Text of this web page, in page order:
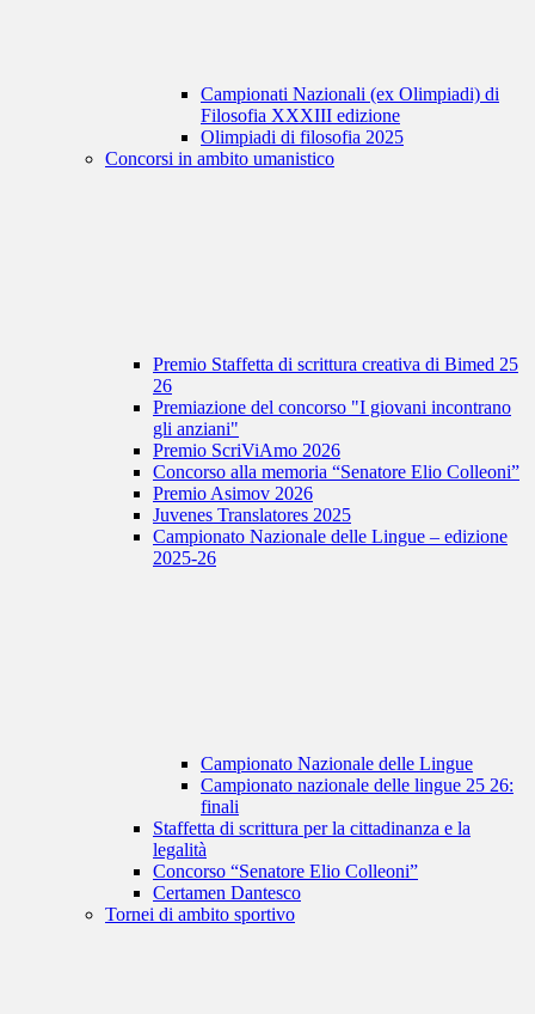
Campionati Nazionali (ex Olimpiadi) di
Filosofia XXXIII edizione
Olimpiadi di filosofia 2025
Concorsi in ambito umanistico
Premio Staffetta di scrittura creativa di Bimed 25
26
Premiazione del concorso "I giovani incontrano
gli anziani"
Premio ScriViAmo 2026
Concorso alla memoria “Senatore Elio Colleoni”
Premio Asimov 2026
Juvenes Translatores 2025
Campionato Nazionale delle Lingue – edizione
2025-26
Campionato Nazionale delle Lingue
Campionato nazionale delle lingue 25 26:
finali
Staffetta di scrittura per la cittadinanza e la
legalità
Concorso “Senatore Elio Colleoni”
Certamen Dantesco
Tornei di ambito sportivo